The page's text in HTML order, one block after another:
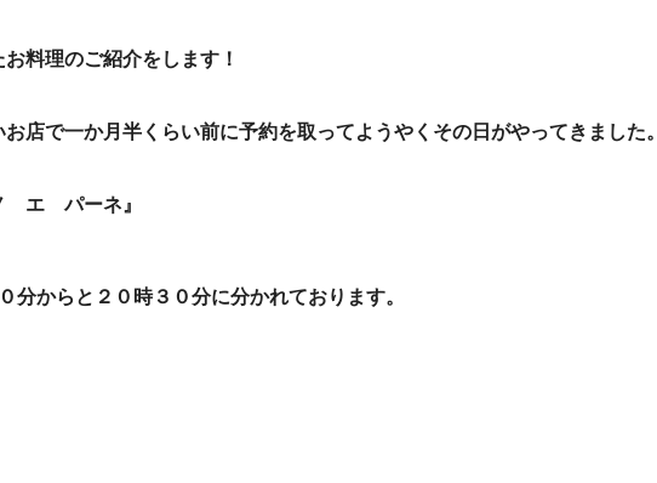
料理のご紹介をします！
店で一か月半くらい前に予約を取ってようやくその日がやってきました。
エ パーネ』
分からと２０時３０分に分かれております。